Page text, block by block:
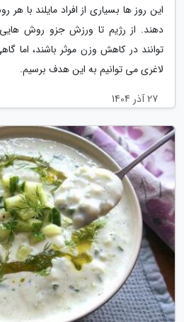
این روز ها بسیاری از افراد مایلند با
دهند. از رژیم تا ورزش جزو روش
توانند در کاهش وزن موثر باشند، اما
لاغری می توانیم به این هدف برسیم.
27 آذر 1404